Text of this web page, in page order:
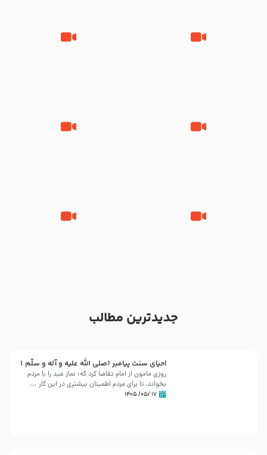
جدیدترین مطالب
احیای سنت پیامبر (صلی الله علیه و آله و سلّم )
روزی مامون از امام تقاضا کرد که: نماز عید را با مردم
بخواند، تا برای مردم اطمینان بیشتری در این کار ...
۱۷ /۰۵/ ۱۴۰۵